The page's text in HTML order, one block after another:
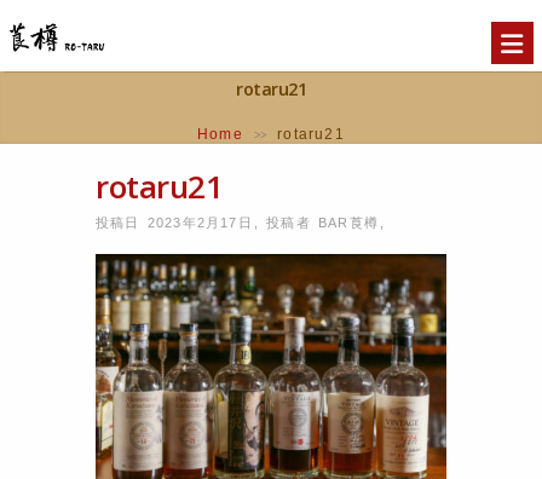
rotaru21
Home >> rotaru21
rotaru21
投稿日 2023年2月17日 ,投稿者 BAR莨樽